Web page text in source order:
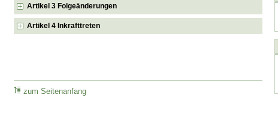
Artikel 3 Folgeänderungen
Artikel 4 Inkrafttreten
zum Seitenanfang